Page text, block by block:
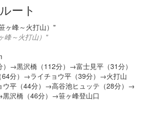
ート
峰～火打山）"
）→黒沢橋（112分）→富士見平（31分）
分）→ライチョウ平（39分）→火打山
ウ平（44分）→高谷池ヒュッテ（28分）→
沢橋（46分）→笹ヶ峰登山口